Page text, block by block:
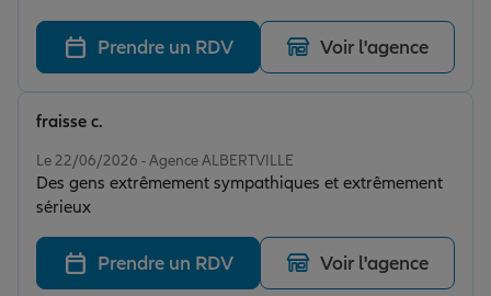
Prendre un RDV Voir l'agence
Le 22/06/2026 - Agence ALBERTVILLE
Des gens extrêmement sympathiques et extrêmement
sérieux
fraisse c.
Prendre un RDV Voir l'agence